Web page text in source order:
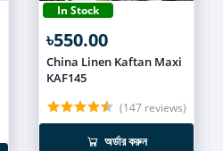
In Stock
৳550.00
China Linen Kaftan Maxi
KAF145
(147 reviews)
অর্ডার করুন